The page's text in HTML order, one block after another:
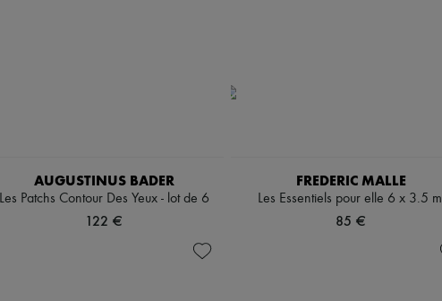
AUGUSTINUS BADER
Les Patchs Contour Des Yeux - lot de 6
122 €
FREDERIC MALLE
Les Essentiels pour elle 6 x 3.5 ml
85 €